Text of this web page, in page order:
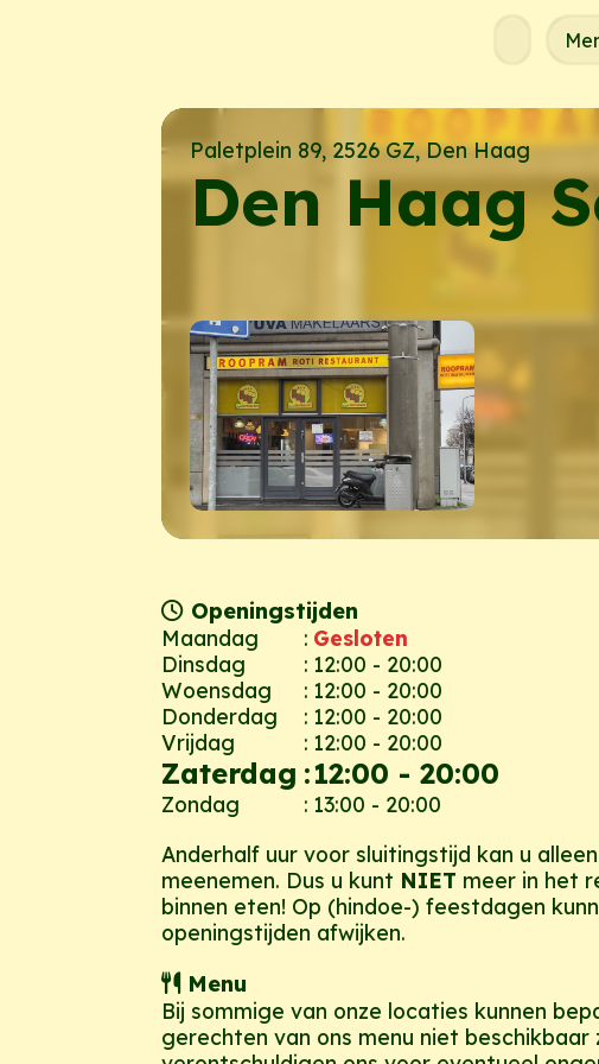
Paletplein 89, 2526 GZ, Den Haag
Den Haag
Openingstijden
Maandag : Gesloten
Dinsdag
: 12:00 - 20:00
Woensdag
: 12:00 - 20:00
Donderdag
: 12:00 - 20:00
Vrijdag
: 12:00 - 20:00
Zaterdag :12:00 - 20:00
Zondag : 13:00 - 20:00
Anderhalf uur voor sluitingstijd kan u
meenemen. Dus u kunt NIET meer in het
binnen eten! Op (hindoe-) feestdagen
openingstijden afwijken.
Menu
Bij sommige van onze locaties kunnen
gerechten van ons menu niet beschikbaar